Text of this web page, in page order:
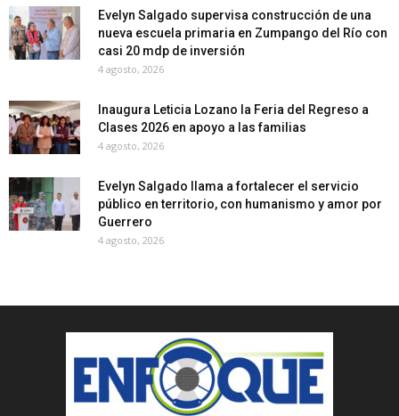
Evelyn Salgado supervisa construcción de una
nueva escuela primaria en Zumpango del Río con
casi 20 mdp de inversión
4 agosto, 2026
Inaugura Leticia Lozano la Feria del Regreso a
Clases 2026 en apoyo a las familias
4 agosto, 2026
Evelyn Salgado llama a fortalecer el servicio
público en territorio, con humanismo y amor por
Guerrero
4 agosto, 2026